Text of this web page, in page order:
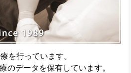
を行っています。
のデータを保有しています。